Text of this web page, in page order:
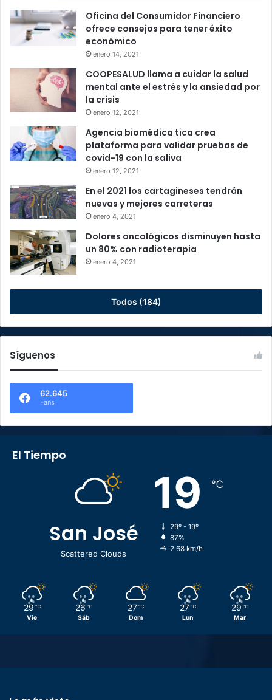
Oficina del Consumidor Financiero
ofrece consejos para tener éxito
económico
enero 14, 2021
COOPESALUD llama a cuidar la salud
mental ante el estrés y la ansiedad por
la crisis
enero 12, 2021
Agencia biomédica tica crea
plataforma para validar pruebas de
covid-19 con la saliva
enero 12, 2021
En el 2021 los cartagineses tendrán
nuevas y mejores carreteras
enero 4, 2021
Dolores oncológicos disminuyen hasta
un 80% con radioterapia
enero 4, 2021
Todos (184)
Síguenos
62.645
Fans
El Tiempo
San José
Scattered Clouds
19 ℃
29º - 19º
87%
2.68 km/h
29 ℃
Vie
26 ℃
Sáb
27 ℃
Dom
27 ℃
Lun
29 ℃
Mar